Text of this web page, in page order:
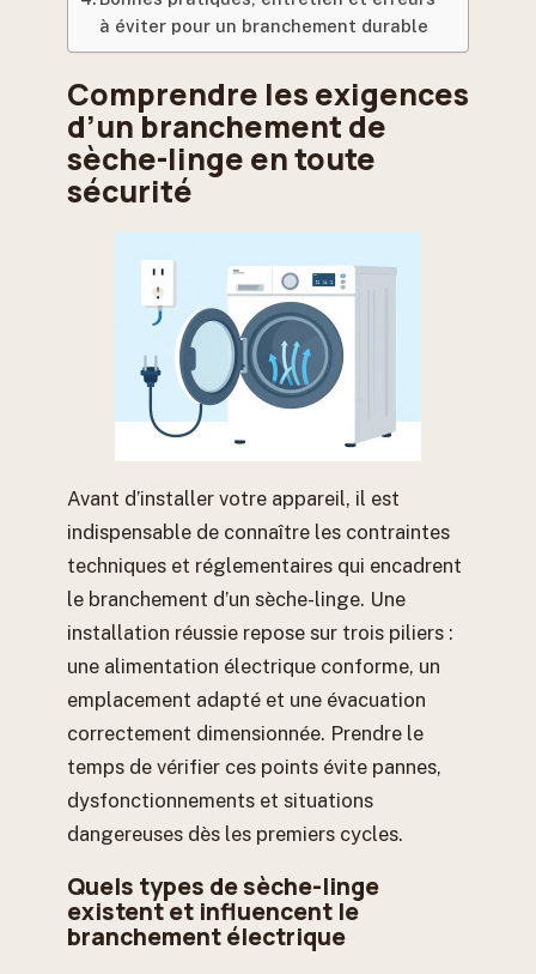
à éviter pour un branchement durable
Comprendre les exigences
d’un branchement de
sèche-linge en toute
sécurité
Avant d’installer votre appareil, il est
indispensable de connaître les contraintes
techniques et réglementaires qui encadrent
le branchement d’un sèche-linge. Une
installation réussie repose sur trois piliers :
une alimentation électrique conforme, un
emplacement adapté et une évacuation
correctement dimensionnée. Prendre le
temps de vérifier ces points évite pannes,
dysfonctionnements et situations
dangereuses dès les premiers cycles.
Quels types de sèche-linge
existent et influencent le
branchement électrique